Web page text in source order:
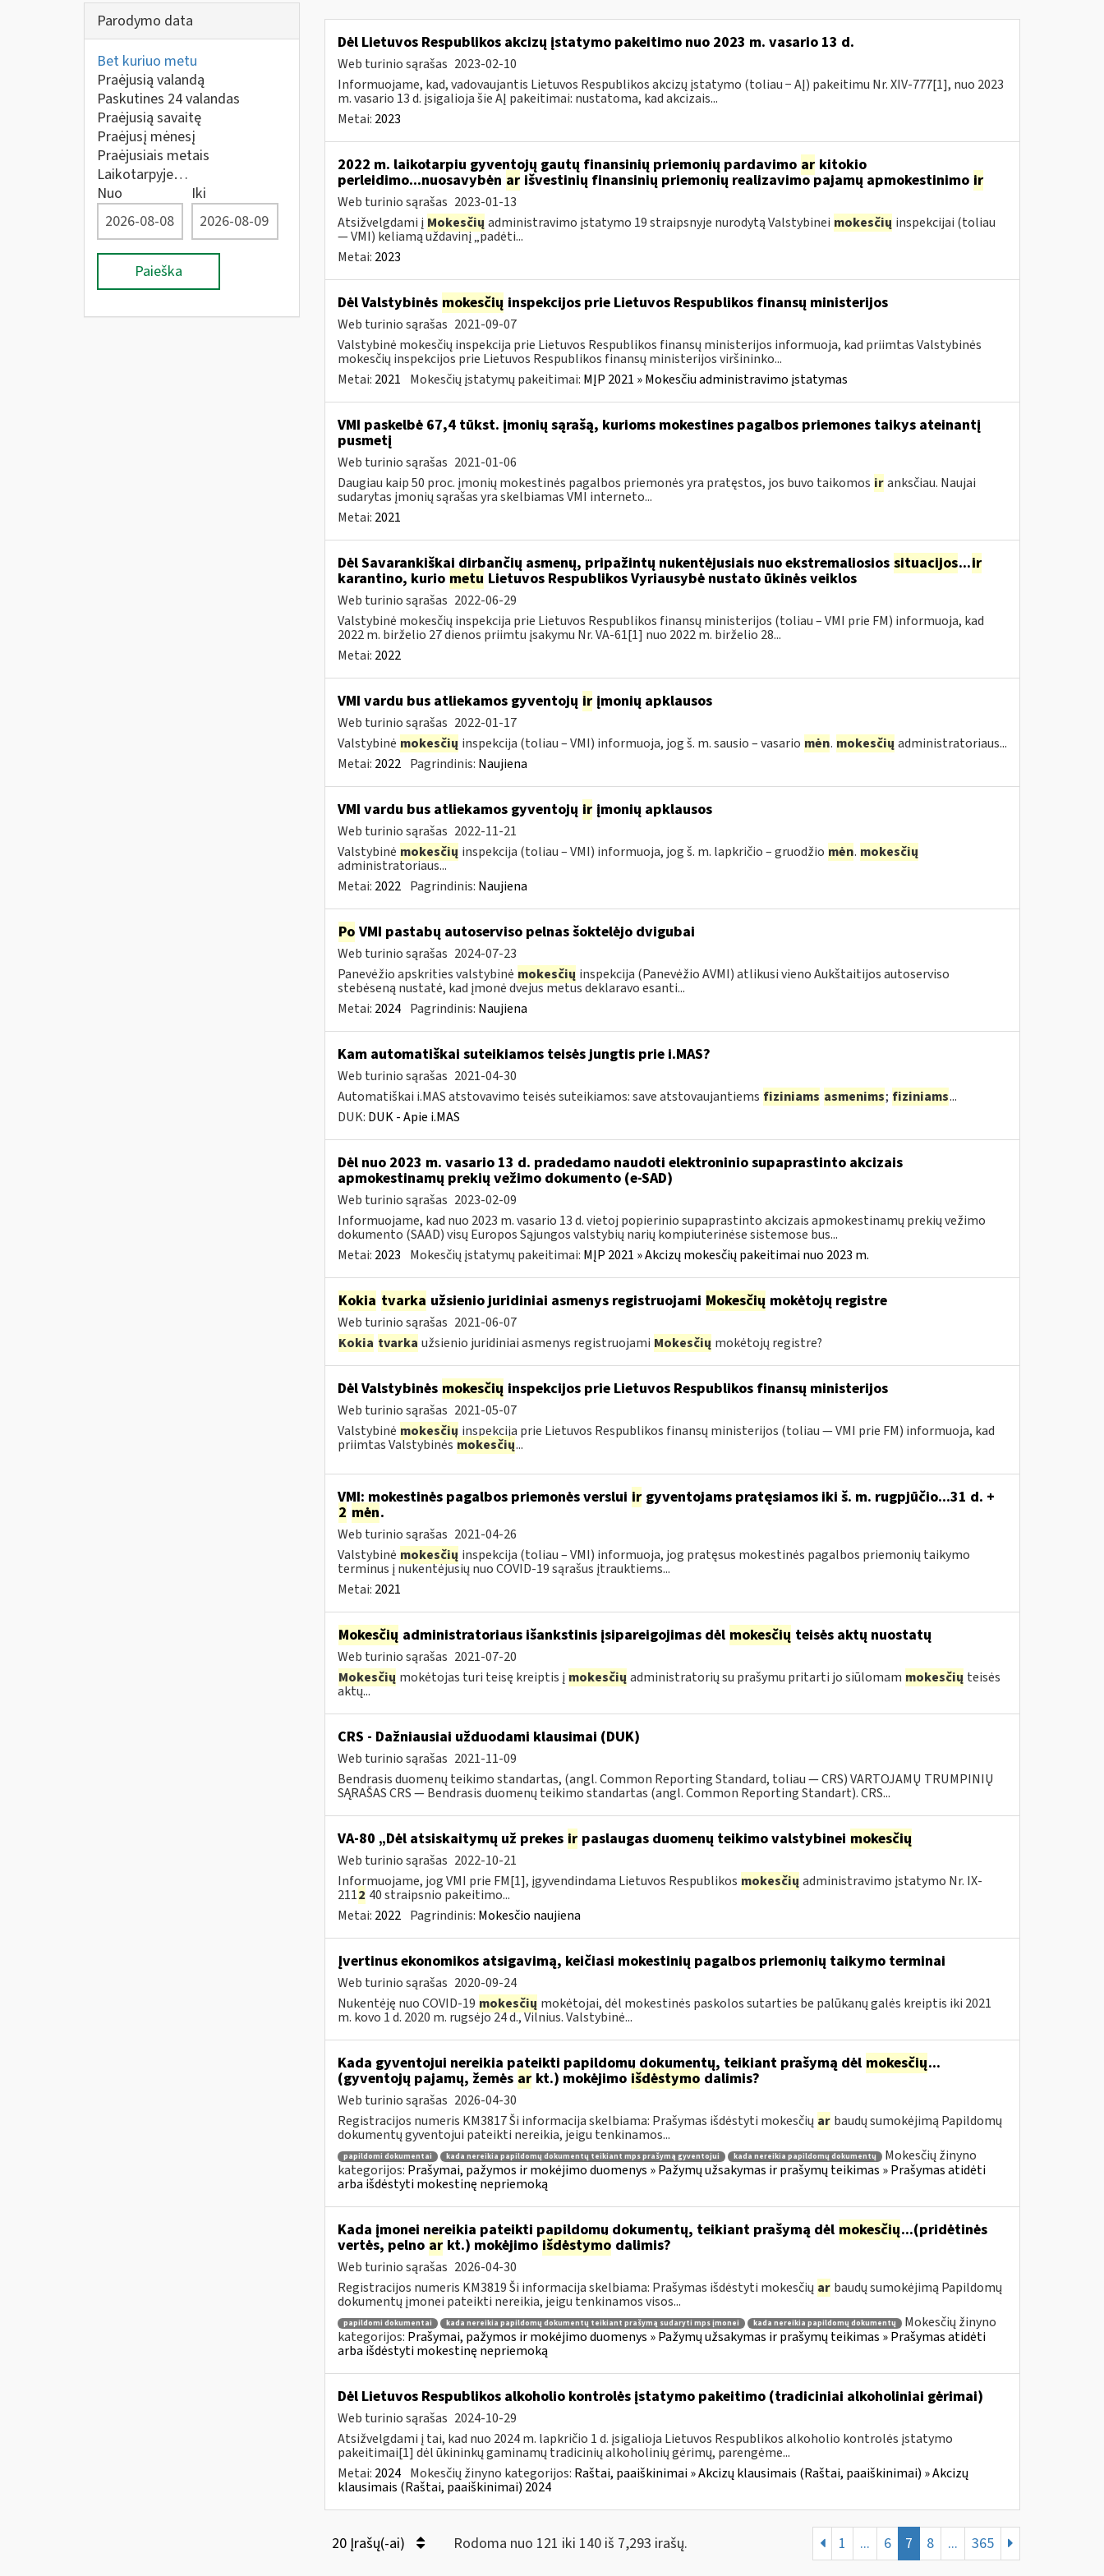
Parodymo data
Bet kuriuo metu
Praėjusią valandą
Paskutines 24 valandas
Praėjusią savaitę
Praėjusį mėnesį
Praėjusiais metais
Laikotarpyje…
Nuo
Iki
Paieška
Dėl Lietuvos Respublikos akcizų įstatymo pakeitimo nuo 2023 m. vasario 13 d.
Web turinio sąrašas 2023-02-10
Informuojame, kad, vadovaujantis Lietuvos Respublikos akcizų įstatymo (toliau − AĮ) pakeitimu Nr. XIV-777[1], nuo 2023
m. vasario 13 d. įsigalioja šie AĮ pakeitimai: nustatoma, kad akcizais...
Metai: 2023
2022 m. laikotarpiu gyventojų gautų finansinių priemonių pardavimo arkitokio
perleidimo...nuosavybėn arišvestinių finansinių priemonių realizavimo pajamų apmokestinimo ir
Web turinio sąrašas 2023-01-13
Atsižvelgdami į Mokesčių administravimo įstatymo 19 straipsnyje nurodytą Valstybinei mokesčių inspekcijai (toliau
— VMI) keliamą uždavinį „padėti...
Metai: 2023
Dėl Valstybinės mokesčių inspekcijos prie Lietuvos Respublikos finansų ministerijos
Web turinio sąrašas 2021-09-07
Valstybinė mokesčių inspekcija prie Lietuvos Respublikos finansų ministerijos informuoja, kad priimtas Valstybinės
mokesčių inspekcijos prie Lietuvos Respublikos finansų ministerijos viršininko...
Metai: 2021 Mokesčių įstatymų pakeitimai: MĮP 2021 » Mokesčiu administravimo įstatymas
VMI paskelbė 67,4 tūkst. įmonių sąrašą, kurioms mokestines pagalbos priemones taikys ateinantį
pusmetį
Web turinio sąrašas 2021-01-06
Daugiau kaip 50 proc. įmonių mokestinės pagalbos priemonės yra pratęstos, jos buvo taikomos ir anksčiau. Naujai
sudarytas įmonių sąrašas yra skelbiamas VMI interneto...
Metai: 2021
Dėl Savarankiškai dirbančių asmenų, pripažintų nukentėjusiais nuo ekstremaliosios situacijos...ir
karantino, kurio metu Lietuvos Respublikos Vyriausybė nustato ūkinės veiklos
Web turinio sąrašas 2022-06-29
Valstybinė mokesčių inspekcija prie Lietuvos Respublikos finansų ministerijos (toliau – VMI prie FM) informuoja, kad
2022 m. birželio 27 dienos priimtu įsakymu Nr. VA-61[1] nuo 2022 m. birželio 28...
Metai: 2022
VMI vardu bus atliekamos gyventojų irįmonių apklausos
Web turinio sąrašas 2022-01-17
Valstybinė mokesčių inspekcija (toliau – VMI) informuoja, jog š. m. sausio – vasario mėn. mokesčių administratoriaus...
Metai: 2022 Pagrindinis: Naujiena
VMI vardu bus atliekamos gyventojų irįmonių apklausos
Web turinio sąrašas 2022-11-21
Valstybinė mokesčių inspekcija (toliau – VMI) informuoja, jog š. m. lapkričio – gruodžio mėn. mokesčių
administratoriaus...
Metai: 2022 Pagrindinis: Naujiena
Po VMI pastabų autoserviso pelnas šoktelėjo dvigubai
Web turinio sąrašas 2024-07-23
Panevėžio apskrities valstybinė mokesčių inspekcija (Panevėžio AVMI) atlikusi vieno Aukštaitijos autoserviso
stebėseną nustatė, kad įmonė dvejus metus deklaravo esanti...
Metai: 2024 Pagrindinis: Naujiena
Kam automatiškai suteikiamos teisės jungtis prie i.MAS?
Web turinio sąrašas 2021-04-30
Automatiškai i.MAS atstovavimo teisės suteikiamos: save atstovaujantiems fiziniams asmenims; fiziniams...
DUK: DUK - Apie i.MAS
Dėl nuo 2023 m. vasario 13 d. pradedamo naudoti elektroninio supaprastinto akcizais
apmokestinamų prekių vežimo dokumento (e-SAD)
Web turinio sąrašas 2023-02-09
Informuojame, kad nuo 2023 m. vasario 13 d. vietoj popierinio supaprastinto akcizais apmokestinamų prekių vežimo
dokumento (SAAD) visų Europos Sąjungos valstybių narių kompiuterinėse sistemose bus...
Metai: 2023 Mokesčių įstatymų pakeitimai: MĮP 2021 » Akcizų mokesčių pakeitimai nuo 2023 m.
Kokia tvarka užsienio juridiniai asmenys registruojami Mokesčių mokėtojų registre
Web turinio sąrašas 2021-06-07
Kokia tvarka užsienio juridiniai asmenys registruojami Mokesčių mokėtojų registre?
Dėl Valstybinės mokesčių inspekcijos prie Lietuvos Respublikos finansų ministerijos
Web turinio sąrašas 2021-05-07
Valstybinė mokesčių inspekcija prie Lietuvos Respublikos finansų ministerijos (toliau — VMI prie FM) informuoja, kad
priimtas Valstybinėsmokesčių...
VMI: mokestinės pagalbos priemonės verslui irgyventojams pratęsiamos iki š. m. rugpjūčio...31 d. +
2 mėn.
Web turinio sąrašas 2021-04-26
Valstybinė mokesčių inspekcija (toliau – VMI) informuoja, jog pratęsus mokestinės pagalbos priemonių taikymo
terminus į nukentėjusių nuo COVID-19 sąrašus įtrauktiems...
Metai: 2021
Mokesčių administratoriaus išankstinis įsipareigojimas dėl mokesčių teisės aktų nuostatų
Web turinio sąrašas 2021-07-20
Mokesčių mokėtojas turi teisę kreiptis į mokesčių administratorių su prašymu pritarti jo siūlomam mokesčių teisės
aktų...
CRS - Dažniausiai užduodami klausimai (DUK)
Web turinio sąrašas 2021-11-09
Bendrasis duomenų teikimo standartas, (angl. Common Reporting Standard, toliau — CRS) VARTOJAMŲ TRUMPINIŲ
SĄRAŠAS CRS — Bendrasis duomenų teikimo standartas (angl. Common Reporting Standart). CRS...
VA-80 „Dėl atsiskaitymų už prekes irpaslaugas duomenų teikimo valstybinei mokesčių
Web turinio sąrašas 2022-10-21
Informuojame, jog VMI prie FM[1], įgyvendindama Lietuvos Respublikos mokesčių administravimo įstatymo Nr. IX-
2112 40 straipsnio pakeitimo...
Metai: 2022 Pagrindinis: Mokesčio naujiena
Įvertinus ekonomikos atsigavimą, keičiasi mokestinių pagalbos priemonių taikymo terminai
Web turinio sąrašas 2020-09-24
Nukentėję nuo COVID-19 mokesčių mokėtojai, dėl mokestinės paskolos sutarties be palūkanų galės kreiptis iki 2021
m. kovo 1 d. 2020 m. rugsėjo 24 d., Vilnius. Valstybinė...
Kada gyventojui nereikia pateikti papildomų dokumentų, teikiant prašymą dėl mokesčių...
(gyventojų pajamų, žemės arkt.) mokėjimo išdėstymo dalimis?
Web turinio sąrašas 2026-04-30
Registracijos numeris KM3817 Ši informacija skelbiama: Prašymas išdėstyti mokesčių ar baudų sumokėjimą Papildomų
dokumentų gyventojui pateikti nereikia, jeigu tenkinamos...
papildomi dokumentai kada nereikia papildomų dokumentų teikiant mps prašymą gyventojui kada nereikia papildomų dokumentų
Mokesčių žinyno
kategorijos: Prašymai, pažymos ir mokėjimo duomenys » Pažymų užsakymas ir prašymų teikimas » Prašymas atidėti
arba išdėstyti mokestinę nepriemoką
Kada įmonei nereikia pateikti papildomų dokumentų, teikiant prašymą dėl mokesčių...(pridėtinės
vertės, pelno arkt.) mokėjimo išdėstymo dalimis?
Web turinio sąrašas 2026-04-30
Registracijos numeris KM3819 Ši informacija skelbiama: Prašymas išdėstyti mokesčių ar baudų sumokėjimą Papildomų
dokumentų įmonei pateikti nereikia, jeigu tenkinamos visos...
papildomi dokumentai kada nereikia papildomų dokumentų teikiant prašymą sudaryti mps įmonei kada nereikia papildomų dokumentų
Mokesčių žinyno
kategorijos: Prašymai, pažymos ir mokėjimo duomenys » Pažymų užsakymas ir prašymų teikimas » Prašymas atidėti
arba išdėstyti mokestinę nepriemoką
Dėl Lietuvos Respublikos alkoholio kontrolės įstatymo pakeitimo (tradiciniai alkoholiniai gėrimai)
Web turinio sąrašas 2024-10-29
Atsižvelgdami į tai, kad nuo 2024 m. lapkričio 1 d. įsigalioja Lietuvos Respublikos alkoholio kontrolės įstatymo
pakeitimai[1] dėl ūkininkų gaminamų tradicinių alkoholinių gėrimų, parengėme...
Metai: 2024 Mokesčių žinyno kategorijos: Raštai, paaiškinimai » Akcizų klausimais (Raštai, paaiškinimai) » Akcizų
klausimais (Raštai, paaiškinimai) 2024
20 Įrašų(-ai) Rodoma nuo 121 iki 140 iš 7,293 irašų. 1 ... 6 7 8 ... 365